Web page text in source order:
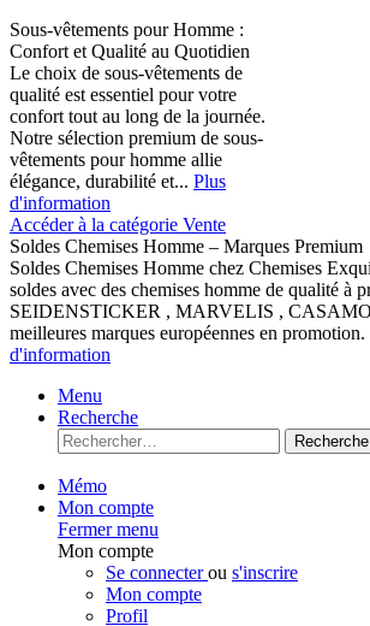
Sous-vêtements pour Homme :
Confort et Qualité au Quotidien
Le choix de sous-vêtements de
qualité est essentiel pour votre
confort tout au long de la journée.
Notre sélection premium de sous-
vêtements pour homme allie
élégance, durabilité et... Plus
d'information
Accéder à la catégorie Vente
Soldes Chemises Homme – Marques Premium
Soldes Chemises Homme chez Chemises
soldes avec des chemises homme de qualité à
SEIDENSTICKER , MARVELIS ,
meilleures marques européennes en
d'information
Menu
Recherche
Recherche
Mémo
Mon compte
Fermer menu
Mon compte
Se connecterou s'inscrire
Mon compte
Profil